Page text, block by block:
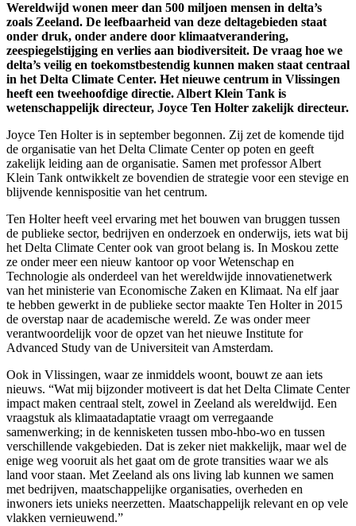
Wereldwijd wonen meer dan 500 miljoen mensen in delta’s
zoals Zeeland. De leefbaarheid van deze deltagebieden staat
onder druk, onder andere door klimaatverandering,
zeespiegelstijging en verlies aan biodiversiteit. De vraag hoe we
delta’s veilig en toekomstbestendig kunnen maken staat centraal
in het Delta Climate Center. Het nieuwe centrum in Vlissingen
heeft een tweehoofdige directie. Albert Klein Tank is
wetenschappelijk directeur, Joyce Ten Holter zakelijk directeur.
Joyce Ten Holter is in september begonnen. Zij zet de komende tijd
de organisatie van het Delta Climate Center op poten en geeft
zakelijk leiding aan de organisatie. Samen met professor Albert
Klein Tank ontwikkelt ze bovendien de strategie voor een stevige en
blijvende kennispositie van het centrum.
Ten Holter heeft veel ervaring met het bouwen van bruggen tussen
de publieke sector, bedrijven en onderzoek en onderwijs, iets wat bij
het Delta Climate Center ook van groot belang is. In Moskou zette
ze onder meer een nieuw kantoor op voor Wetenschap en
Technologie als onderdeel van het wereldwijde innovatienetwerk
van het ministerie van Economische Zaken en Klimaat. Na elf jaar
te hebben gewerkt in de publieke sector maakte Ten Holter in 2015
de overstap naar de academische wereld. Ze was onder meer
verantwoordelijk voor de opzet van het nieuwe Institute for
Advanced Study van de Universiteit van Amsterdam.
Ook in Vlissingen, waar ze inmiddels woont, bouwt ze aan iets
nieuws. “Wat mij bijzonder motiveert is dat het Delta Climate Center
impact maken centraal stelt, zowel in Zeeland als wereldwijd. Een
vraagstuk als klimaatadaptatie vraagt om verregaande
samenwerking; in de kennisketen tussen mbo-hbo-wo en tussen
verschillende vakgebieden. Dat is zeker niet makkelijk, maar wel de
enige weg vooruit als het gaat om de grote transities waar we als
land voor staan. Met Zeeland als ons living lab kunnen we samen
met bedrijven, maatschappelijke organisaties, overheden en
inwoners iets unieks neerzetten. Maatschappelijk relevant en op vele
vlakken vernieuwend.”